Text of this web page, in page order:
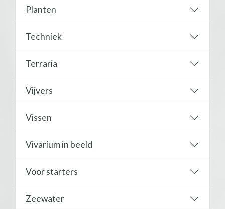
Planten
Techniek
Terraria
Vijvers
Vissen
Vivarium in beeld
Voor starters
Zeewater